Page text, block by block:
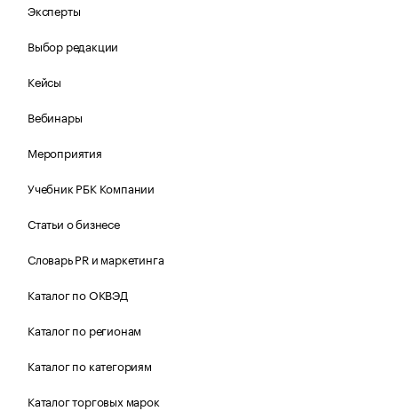
Эксперты
Выбор редакции
Кейсы
Вебинары
Мероприятия
Учебник РБК Компании
Статьи о бизнесе
Словарь PR и маркетинга
Каталог по ОКВЭД
Каталог по регионам
Каталог по категориям
Каталог торговых марок